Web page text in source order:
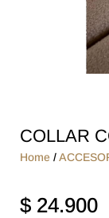
COLLAR
Home /
$24.900